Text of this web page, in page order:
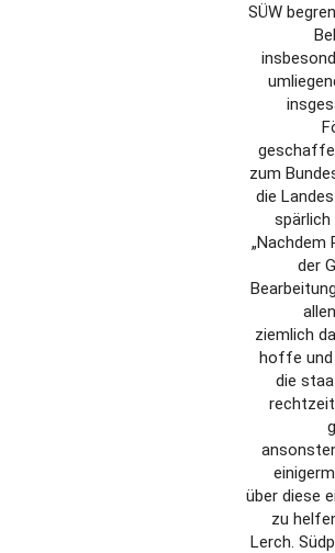
SÜW
zum
die
spärlich
„Nachdem
der
ziemlich
hoffe und
die
über diese
zu
Lerch.